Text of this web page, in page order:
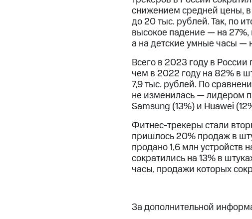
снижением средней цены, в
до 20 тыс. рублей. Так, по
высокое падение — на 27%,
а на детские умные часы —
Всего в 2023 году в
чем в 2022 году на 82% в
7,9 тыс. рублей. По
не изменилась — лидером
Samsung (13%) и Huawei
Фитнес-трекеры стали
пришлось 20% продаж в
продано 1,6 млн
сократились на 13% в
часы, продажи которых
За дополнительной